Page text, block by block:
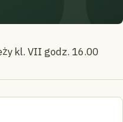
kl. VII godz. 16.00